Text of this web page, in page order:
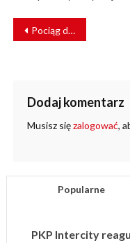
NAWIGACJA
WPISU
Pociąg do Niepołomic? Jest projekt w programie Kolej Plus
Dodaj komentarz
Musisz sięzalogować,
Popularne
PKP Intercity